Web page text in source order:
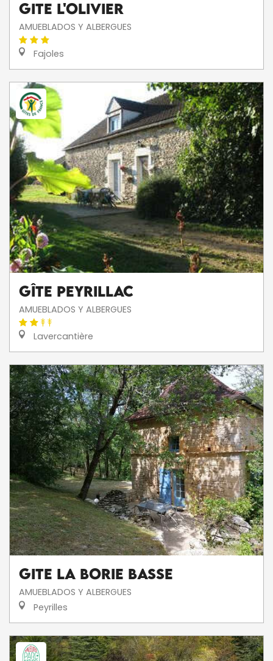
Gite L'Olivier
AMUEBLADOS Y ALBERGUES
Fajoles
Gîte Peyrillac
AMUEBLADOS Y ALBERGUES
Lavercantière
Gite La Borie Basse
AMUEBLADOS Y ALBERGUES
Peyrilles